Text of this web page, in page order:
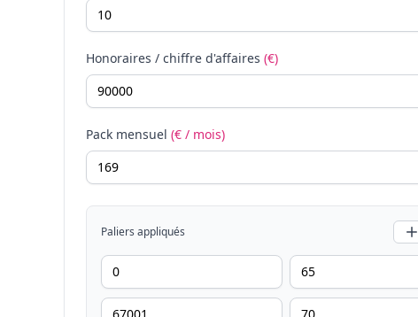
Honoraires / chiffre d'affaires (€)
Pack mensuel (€ / mois)
Paliers appliqués